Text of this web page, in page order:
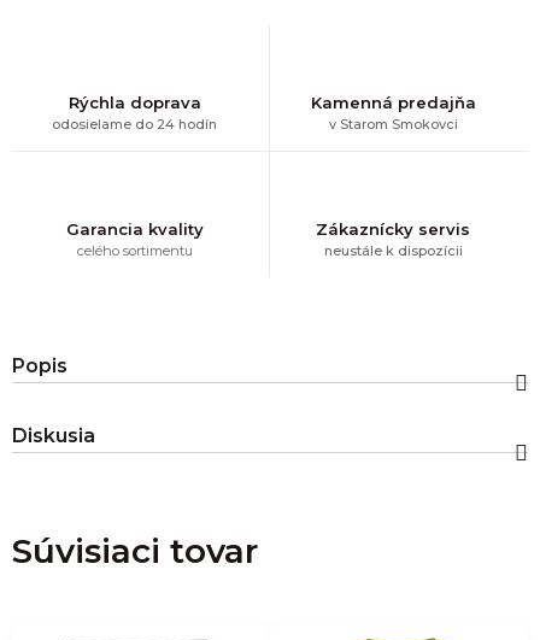
Rýchla doprava
odosielame do 24 hodín
Kamenná predajňa
v Starom Smokovci
Garancia kvality
celého sortimentu
Zákaznícky servis
neustále k dispozícii
Popis
Diskusia
Súvisiaci tovar